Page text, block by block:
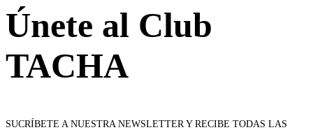
Únete al Club
TACHA
SUCRÍBETE A NUESTRA NEWSLETTER Y RECIBE TODAS LAS